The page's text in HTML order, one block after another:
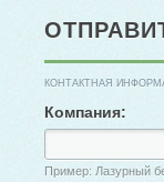
КОНТАКТНАЯ
Компания:
Пример: Лазурный